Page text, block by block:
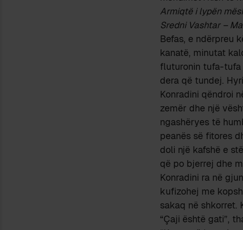
Armiqtë i lypën
Sredni Vashtar –
Befas, e ndërpreu
kanatë, minutat
fluturonin tufa-tufa
dera që tundej.
Konradini qëndroi
zemër dhe një
ngashëryes të
peanës së fitores
doli një kafshë e
që po bjerrej dhe
Konradini ra në
kufizohej me
sakaq në shkorret.
“Çaji është gati”,